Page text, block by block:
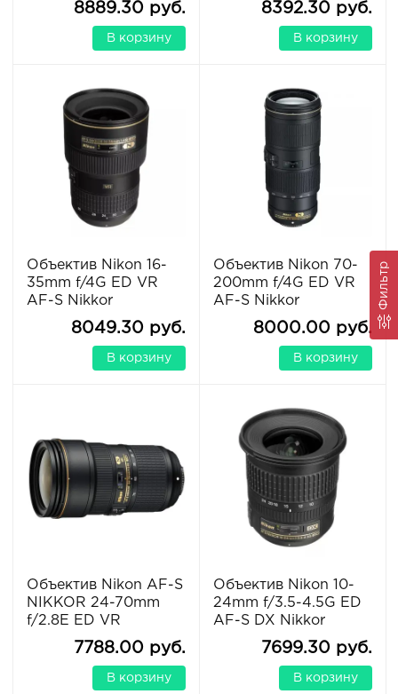
Фильтр
8889.30 руб.
В корзину
8392.30 руб.
В корзину
Объектив Nikon 16-
35mm f/4G ED VR
AF-S Nikkor
8049.30 руб.
В корзину
Объектив Nikon 70-
200mm f/4G ED VR
AF-S Nikkor
8000.00 руб.
В корзину
Объектив Nikon AF-S
NIKKOR 24-70mm
f/2.8E ED VR
7788.00 руб.
В корзину
Объектив Nikon 10-
24mm f/3.5-4.5G ED
AF-S DX Nikkor
7699.30 руб.
В корзину